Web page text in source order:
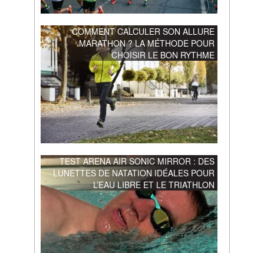
COMMENT CALCULER SON ALLURE
MARATHON ? LA MÉTHODE POUR
CHOISIR LE BON RYTHME
TEST ARENA AIR SONIC MIRROR : DES
LUNETTES DE NATATION IDÉALES POUR
L’EAU LIBRE ET LE TRIATHLON